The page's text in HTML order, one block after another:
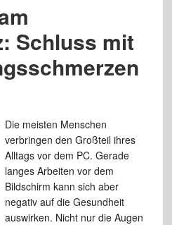
Schluss mit
Die meisten Menschen
verbringen den Großteil ihres
Alltags vor dem PC. Gerade
langes Arbeiten vor dem
Bildschirm kann sich aber
negativ auf die Gesundheit
auswirken. Nicht nur die Augen